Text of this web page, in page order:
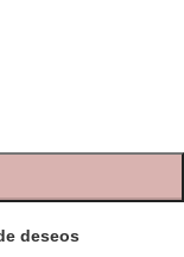
deseos